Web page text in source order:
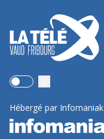
Use setting
Hébergé par Infomaniak